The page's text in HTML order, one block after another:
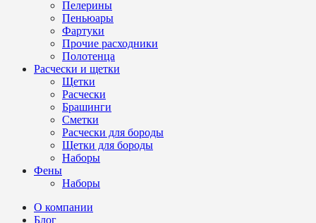
Пелерины
Пеньюары
Фартуки
Прочие расходники
Полотенца
Расчески и щетки
Щетки
Расчески
Брашинги
Сметки
Расчески для бороды
Щетки для бороды
Наборы
Фены
Наборы
О компании
Блог